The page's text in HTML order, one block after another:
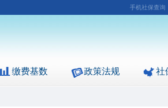
手机社保查询
缴费基数 政策法规 社